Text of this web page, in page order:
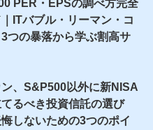
PER・EPSの調べ方完全
ITバブル・リーマン・コ
3つの暴落から学ぶ割高サ
、S&P500以外に新NISA
るべき投資信託の選び
しないための3つのポイ